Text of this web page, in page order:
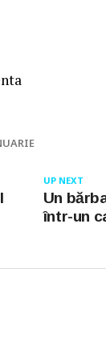
UP NEXT
Un
într-un